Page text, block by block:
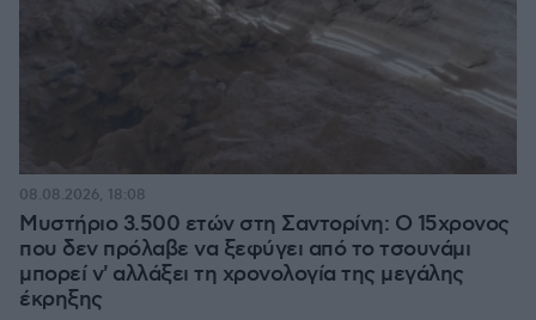
Μυστήριο 3.500 ετών στη Σαντορίνη: Ο 15χρονος
που δεν πρόλαβε να ξεφύγει από το τσουνάμι
μπορεί ν' αλλάξει τη χρονολογία της μεγάλης
έκρηξης
08.08.2026, 18:08